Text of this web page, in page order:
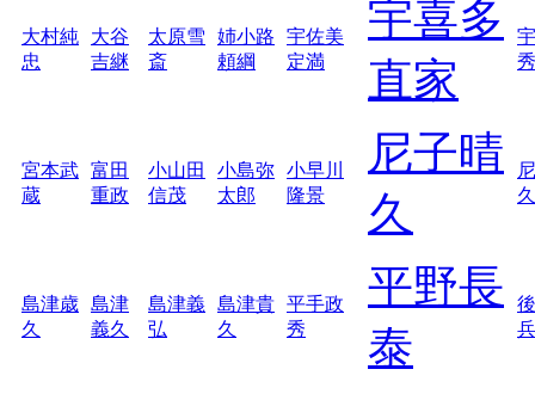
大村純
忠
大谷
吉継
太原雪
斎
姉小路
頼綱
宇佐美
定満
宇喜多
直家
宮本武
蔵
富田
重政
小山田
信茂
小島弥
太郎
小早川
隆景
尼子晴
久
久
島津歳
久
島津
義久
島津義
弘
島津貴
久
平手政
秀
平野長
泰